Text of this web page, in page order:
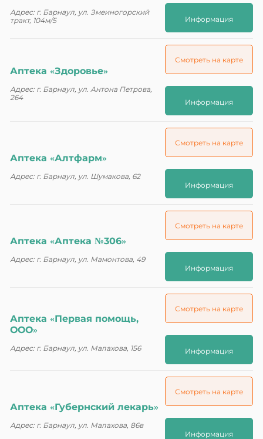
Адрес: г. Барнаул, ул. Змеиногорский
тракт, 104м/5
Информация
Аптека «Здоровье»
Адрес: г. Барнаул, ул. Антона Петрова,
264
Смотреть на карте
Информация
Аптека «Алтфарм»
Адрес: г. Барнаул, ул. Шумакова, 62
Смотреть на карте
Информация
Аптека «Аптека №306»
Адрес: г. Барнаул, ул. Мамонтова, 49
Смотреть на карте
Информация
Аптека «Первая помощь,
ООО»
Адрес: г. Барнаул, ул. Малахова, 156
Смотреть на карте
Информация
Аптека «Губернский лекарь»
Адрес: г. Барнаул, ул. Малахова, 86в
Смотреть на карте
Информация